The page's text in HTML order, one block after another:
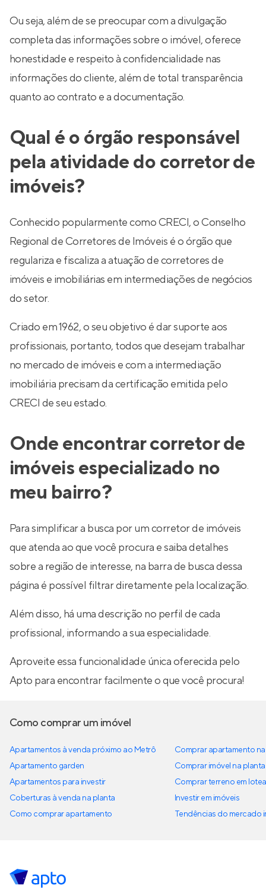
Ou seja, além de se preocupar com a divulgação
completa das informações sobre o imóvel, oferece
honestidade e respeito à confidencialidade nas
informações do cliente, além de total transparência
quanto ao contrato e a documentação.
Qual é o órgão responsável
pela atividade do corretor de
imóveis?
Conhecido popularmente como CRECI, o Conselho
Regional de Corretores de Imóveis é o órgão que
regulariza e fiscaliza a atuação de corretores de
imóveis e imobiliárias em intermediações de negócios
do setor.
Criado em 1962, o seu objetivo é dar suporte aos
profissionais, portanto, todos que desejam trabalhar
no mercado de imóveis e com a intermediação
imobiliária precisam da certificação emitida pelo
CRECI de seu estado.
Onde encontrar corretor de
imóveis especializado no
meu bairro?
Para simplificar a busca por um corretor de imóveis
que atenda ao que você procura e saiba detalhes
sobre a região de interesse, na barra de busca dessa
página é possível filtrar diretamente pela localização.
Além disso, há uma descrição no perfil de cada
profissional, informando a sua especialidade.
Aproveite essa funcionalidade única oferecida pelo
Apto para encontrar facilmente o que você procura!
Como comprar um imóvel
Apartamentos à venda próximo ao Metrô
Apartamento garden
Apartamentos para investir
Coberturas à venda na planta
Como comprar apartamento
Comprar apartamento
Comprar imóvel na planta
Comprar terreno em
Investir em imóveis
Tendências do mercado